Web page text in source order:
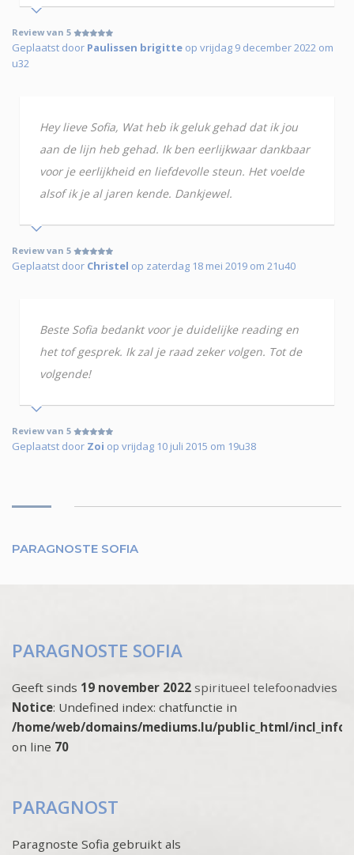
Review van 5
Geplaatst door Paulissen brigitte op vrijdag 9 december 2022 om
u32
Hey lieve Sofia, Wat heb ik geluk gehad dat ik jou
aan de lijn heb gehad. Ik ben eerlijkwaar dankbaar
voor je eerlijkheid en liefdevolle steun. Het voelde
alsof ik je al jaren kende. Dankjewel.
Review van 5
Geplaatst door Christel op zaterdag 18 mei 2019 om 21u40
Beste Sofia bedankt voor je duidelijke reading en
het tof gesprek. Ik zal je raad zeker volgen. Tot de
volgende!
Review van 5
Geplaatst door Zoi op vrijdag 10 juli 2015 om 19u38
PARAGNOSTE SOFIA
PARAGNOSTE SOFIA
Geeft sinds 19 november 2022 spiritueel telefoonadvies
Notice: Undefined index: chatfunctie in
/home/web/domains/mediums.lu/public_html/
on line 70
PARAGNOST
Paragnoste Sofia gebruikt als